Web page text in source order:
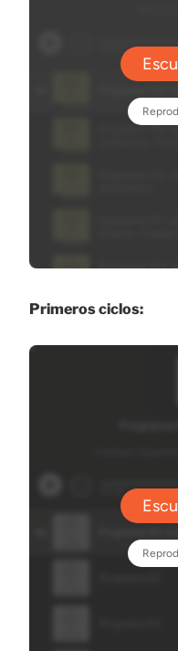
Primeros ciclos: